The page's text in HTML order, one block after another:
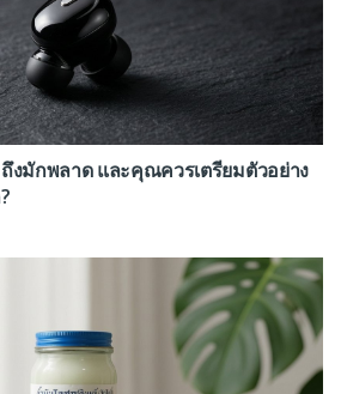
งมักพลาด และคุณควรเตรียมตัวอย่าง